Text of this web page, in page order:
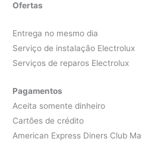
Ofertas
Entrega no mesmo dia
Serviço de instalação Electrolux
Serviços de reparos Electrolux
Pagamentos
Aceita somente dinheiro
Cartões de crédito
American Express Diners Club